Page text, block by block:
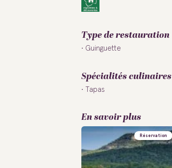
Type de restauration
Guinguette
Spécialités culinaires
Tapas
En savoir plus
Réservation